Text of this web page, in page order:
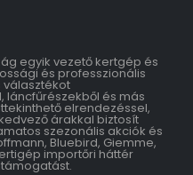
egyik vezető kertgép és
és professzionális
választékot
láncfűrészekből és más
elrendezéssel,
árakkal biztosít
szezonális akciók és
Bluebird, Giemme,
importőri háttér